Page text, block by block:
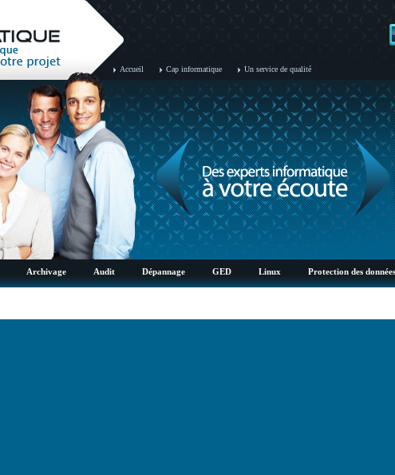
Accueil Cap informatique Un service de qualité
Archivage Audit Dépannage GED Linux Protection des données